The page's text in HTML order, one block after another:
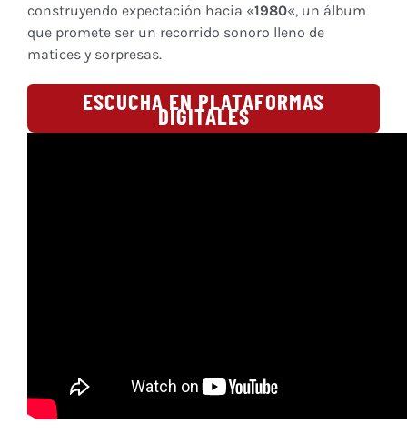
construyendo expectación hacia «1980«, un álbum
que promete ser un recorrido sonoro lleno de
matices y sorpresas.
ESCUCHA EN PLATAFORMAS
DIGITALES